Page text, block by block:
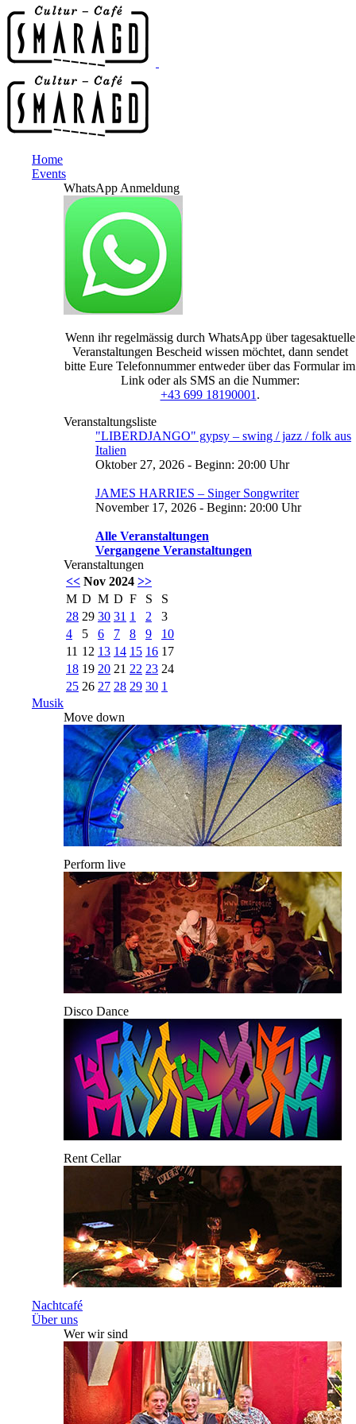
Home
Events
WhatsApp Anmeldung
Wenn ihr regelmässig durch WhatsApp über tagesaktuelle
Veranstaltungen Bescheid wissen möchtet, dann sendet
bitte Eure Telefonnummer entweder über das Formular im
Link oder als SMS an die Nummer:
+43 699 18190001 .
Veranstaltungsliste
"LIBERDJANGO" gypsy – swing / jazz / folk aus
Italien
Oktober 27, 2026 - Beginn: 20:00 Uhr
JAMES HARRIES – Singer Songwriter
November 17, 2026 - Beginn: 20:00 Uhr
Alle Veranstaltungen
Vergangene Veranstaltungen
Veranstaltungen
<< Nov 2024 >>
M D M D F S
S
28 29 30 31 1 2
3
4
5 6 7 8 9
10
11 12 13 14 15 16 17
18 19 20 21 22 23 24
25 26 27 28 29 30 1
Musik
Move down
Perform live
Disco Dance
Rent Cellar
Nachtcafé
Über uns
Wer wir sind